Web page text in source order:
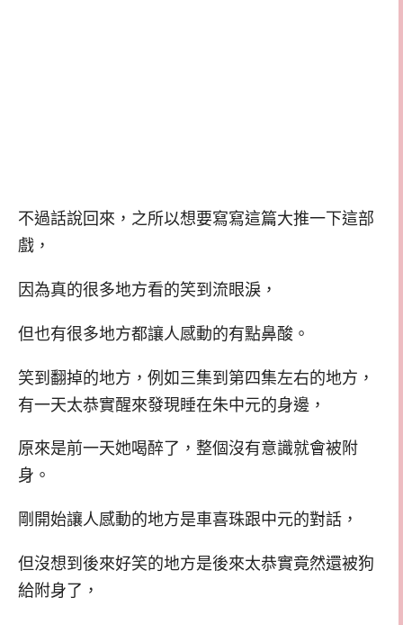
不過話說回來，之所以想要寫寫這篇大推一下這部
戲，
因為真的很多地方看的笑到流眼淚，
但也有很多地方都讓人感動的有點鼻酸。
笑到翻掉的地方，例如三集到第四集左右的地方，
有一天太恭實醒來發現睡在朱中元的身邊，
原來是前一天她喝醉了，整個沒有意識就會被附
身。
剛開始讓人感動的地方是車喜珠跟中元的對話，
但沒想到後來好笑的地方是後來太恭實竟然還被狗
給附身了，